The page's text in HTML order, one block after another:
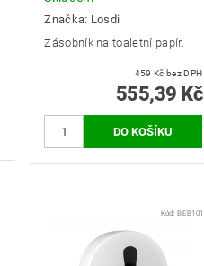
Značka: Losdi
Zásobník na toaletní papír.
459 Kč bez DPH
555,39 Kč
Kód:BEB101